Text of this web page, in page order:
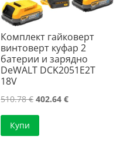
Комплект гайковерт
винтоверт куфар 2
батерии и зарядно
DeWALT DCK2051E2T
18V
510.78€ Original
price
402.64€Текущата
Купи